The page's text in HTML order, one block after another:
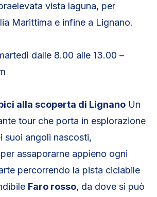
vista laguna, per
Marittima e infine a Lignano.
dalle 8.00 alle 13.00 –
alla scoperta di Lignano Un
tour che porta in esplorazione
suoi angoli nascosti,
assaporarne appieno ogni
percorrendo la pista ciclabile
Faro rosso, da dove si può